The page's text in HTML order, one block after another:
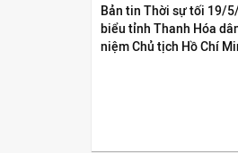
Bản tin Thời sự tối 19/
biểu tỉnh Thanh Hóa
niệm Chủ tịch Hồ Chí